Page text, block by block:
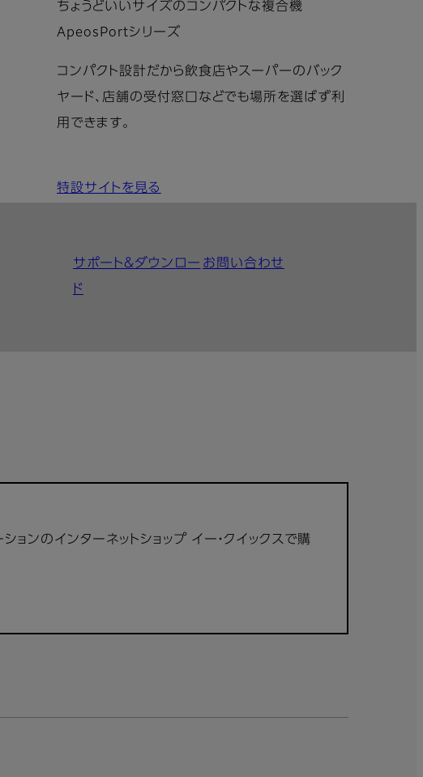
ちょうどいいサイズのコンパクトな複合機
ApeosPortシリーズ
コンパクト設計だから飲食店やスーパーのバック
ヤード、店舗の受付窓口などでも場所を選ばず利
用できます。
特設サイトを見る
サポート＆ダウンロー
ド
お問い合わせ
ンのインターネットショップ イー・クイックスで購